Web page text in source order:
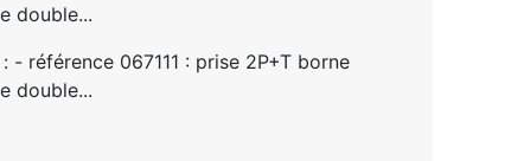
double...
- référence 067111 : prise 2P+T borne
double...